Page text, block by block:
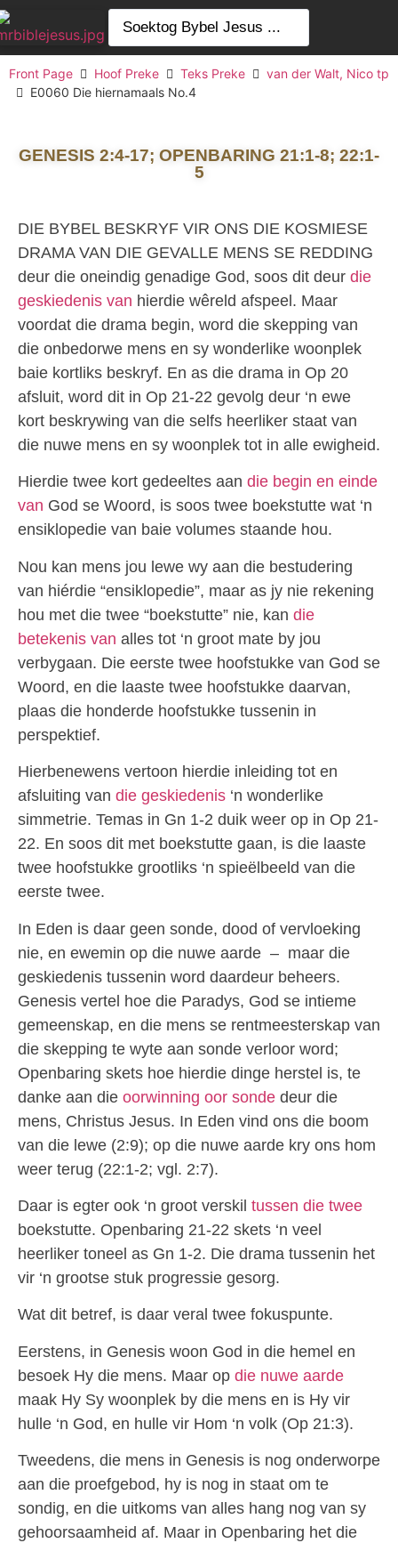
Front Page Hoof Preke Teks Preke
van der Walt, Nico tp
E0060 Die hiernamaals No.4
GENESIS 2:4-17; OPENBARING 21:1-8; 22:1-
5
DIE BYBEL BESKRYF VIR ONS DIE KOSMIESE
DRAMA VAN DIE GEVALLE MENS SE REDDING
deur die oneindig genadige God, soos dit deur die
geskiedenis van hierdie wêreld afspeel. Maar
voordat die drama begin, word die skepping van
die onbedorwe mens en sy wonderlike woonplek
baie kortliks beskryf. En as die drama in Op 20
afsluit, word dit in Op 21-22 gevolg deur ‘n ewe
kort beskrywing van die selfs heerliker staat van
die nuwe mens en sy woonplek tot in alle ewigheid.
Hierdie twee kort gedeeltes aan die begin en einde
van God se Woord, is soos twee boekstutte wat ‘n
ensiklopedie van baie volumes staande hou.
Nou kan mens jou lewe wy aan die bestudering
van hiérdie “ensiklopedie”, maar as jy nie rekening
hou met die twee “boekstutte” nie, kan die
betekenis van alles tot ‘n groot mate by jou
verbygaan. Die eerste twee hoofstukke van God se
Woord, en die laaste twee hoofstukke daarvan,
plaas die honderde hoofstukke tussenin in
perspektief.
Hierbenewens vertoon hierdie inleiding tot en
afsluiting van die geskiedenis ‘n wonderlike
simmetrie. Temas in Gn 1-2 duik weer op in Op 21-
22. En soos dit met boekstutte gaan, is die laaste
twee hoofstukke grootliks ‘n spieëlbeeld van die
eerste twee.
In Eden is daar geen sonde, dood of vervloeking
nie, en ewemin op die nuwe aarde – maar die
geskiedenis tussenin word daardeur beheers.
Genesis vertel hoe die Paradys, God se intieme
gemeenskap, en die mens se rentmeesterskap van
die skepping te wyte aan sonde verloor word;
Openbaring skets hoe hierdie dinge herstel is, te
danke aan die oorwinning oor sonde deur die
mens, Christus Jesus. In Eden vind ons die boom
van die lewe (2:9); op die nuwe aarde kry ons hom
weer terug (22:1-2; vgl. 2:7).
Daar is egter ook ‘n groot verskil tussen die twee
boekstutte. Openbaring 21-22 skets ‘n veel
heerliker toneel as Gn 1-2. Die drama tussenin het
vir ‘n grootse stuk progressie gesorg.
Wat dit betref, is daar veral twee fokuspunte.
Eerstens, in Genesis woon God in die hemel en
besoek Hy die mens. Maar op die nuwe aarde
maak Hy Sy woonplek by die mens en is Hy vir
hulle ‘n God, en hulle vir Hom ‘n volk (Op 21:3).
Tweedens, die mens in Genesis is nog onderworpe
aan die proefgebod, hy is nog in staat om te
sondig, en die uitkoms van alles hang nog van sy
gehoorsaamheid af. Maar in Openbaring het die